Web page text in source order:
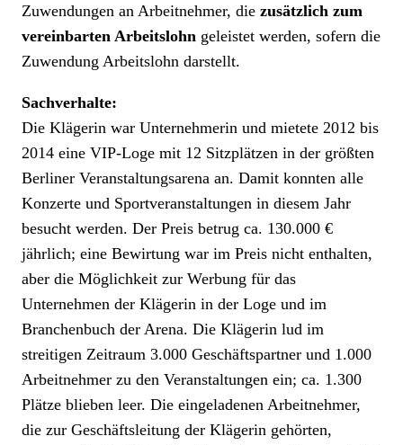
Zuwendungen an Arbeitnehmer, die zusätzlich zum
vereinbarten Arbeitslohn geleistet werden, sofern die
Zuwendung Arbeitslohn darstellt.
Sachverhalte:
Die Klägerin war Unternehmerin und mietete 2012 bis
2014 eine VIP-Loge mit 12 Sitzplätzen in der größten
Berliner Veranstaltungsarena an. Damit konnten alle
Konzerte und Sportveranstaltungen in diesem Jahr
besucht werden. Der Preis betrug ca. 130.000 €
jährlich; eine Bewirtung war im Preis nicht enthalten,
aber die Möglichkeit zur Werbung für das
Unternehmen der Klägerin in der Loge und im
Branchenbuch der Arena. Die Klägerin lud im
streitigen Zeitraum 3.000 Geschäftspartner und 1.000
Arbeitnehmer zu den Veranstaltungen ein; ca. 1.300
Plätze blieben leer. Die eingeladenen Arbeitnehmer,
die zur Geschäftsleitung der Klägerin gehörten,